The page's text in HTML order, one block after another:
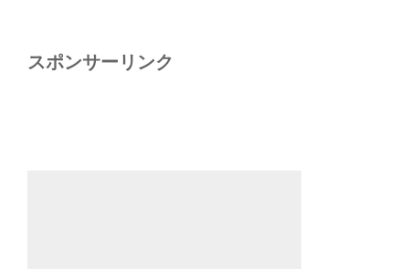
スポンサーリンク